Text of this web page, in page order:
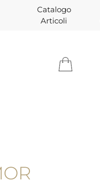
Catalogo
Articoli